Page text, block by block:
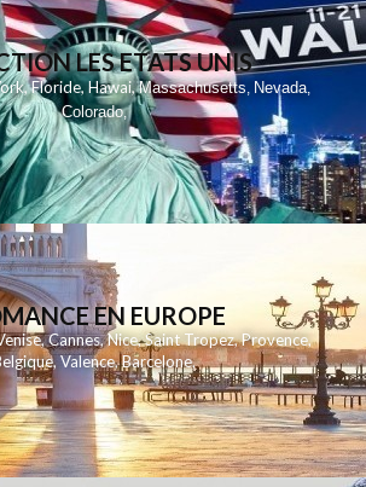
LES ETATS UNIS
,Floride,Hawai,Massachusetts, Nevada,
Colorado,
EN EUROPE
,Cannes,Nice,Saint Tropez,Provence,
,Valence,Barcelone,